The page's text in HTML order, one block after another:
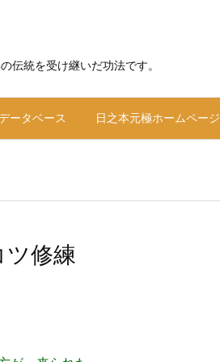
伝統を受け継いだ功法です。
ータベース 日之本元極ホームページ
修練